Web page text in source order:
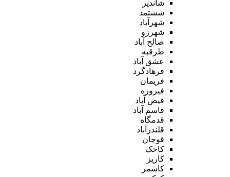
شاندیز
ششتمد
شهرآباد
شهرزو
صالح آباد
طرقبه
عشق آباد
فرهادگرد
فریمان
فیروزه
فیض آباد
قاسم آباد
قدمگاه
قلندرآباد
قوچان
کاخک
کاریز
کاشمر